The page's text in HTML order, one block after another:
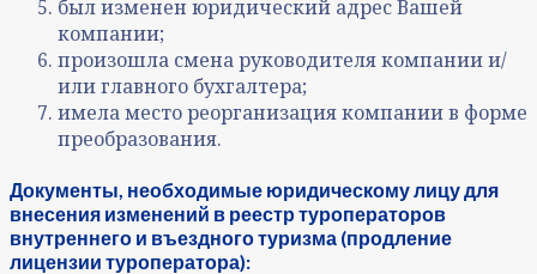
был изменен юридический адрес Вашей
компании;
произошла смена руководителя компании и/
или главного бухгалтера;
имела место реорганизация компании в форме
преобразования.
Документы, необходимые юридическому лицу для
внесения изменений в реестр туроператоров
внутреннего и въездного туризма (продление
лицензии туроператора):